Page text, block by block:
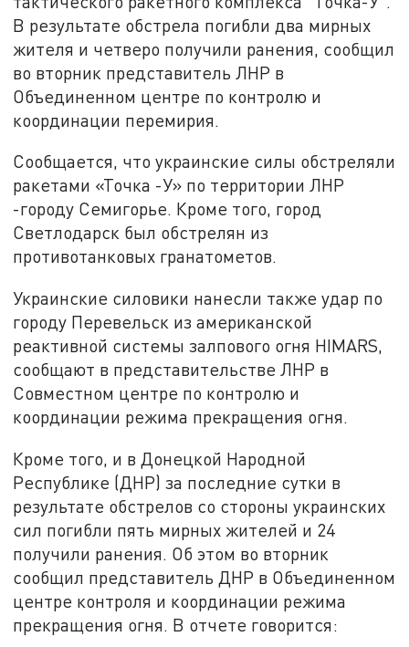
В результате обстрела погибли два мирных
жителя и четверо получили ранения, сообщил
во вторник представитель ЛНР в
Объединенном центре по контролю и
координации перемирия.
Сообщается, что украинские силы обстреляли
ракетами «Точка -У» по территории ЛНР
-городу Семигорье. Кроме того, город
Светлодарск был обстрелян из
противотанковых гранатометов.
Украинские силовики нанесли также удар по
городу Перевельск из американской
реактивной системы залпового огня HIMARS,
сообщают в представительстве ЛНР в
Совместном центре по контролю и
координации режима прекращения огня.
Кроме того, и в Донецкой Народной
Республике (ДНР) за последние сутки в
результате обстрелов со стороны украинских
сил погибли пять мирных жителей и 24
получили ранения. Об этом во вторник
сообщил представитель ДНР в Объединенном
центре контроля и координации режима
прекращения огня. В отчете говорится: